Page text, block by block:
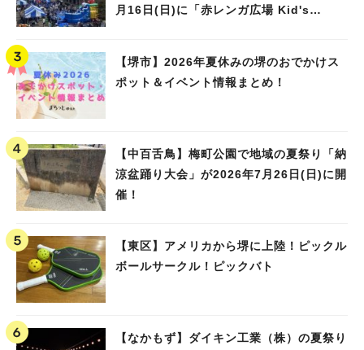
月16日(日)に「赤レンガ広場 Kid's
【堺市】2026年夏休みの堺のおでかけス
ポット＆イベント情報まとめ！
【中百舌鳥】梅町公園で地域の夏祭り「納
涼盆踊り大会」が2026年7月26日(日)に開
催！
【東区】アメリカから堺に上陸！ピックル
ボールサークル！ピックバト
【なかもず】ダイキン工業（株）の夏祭り